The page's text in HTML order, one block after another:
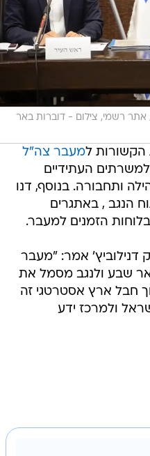
אתר רשמי, צילום - דוברות באר
הקשורות למעבר צה"ל
העתידיים
ותחבורה. בנוסף, דנו
הנגב , באתגרים
הזמנים למעבר.
דנילוביץ' אמר: "מעבר
שבע ולנגב מסמל את
חבל ארץ אסטרטגי זה
ולמרכז ידע